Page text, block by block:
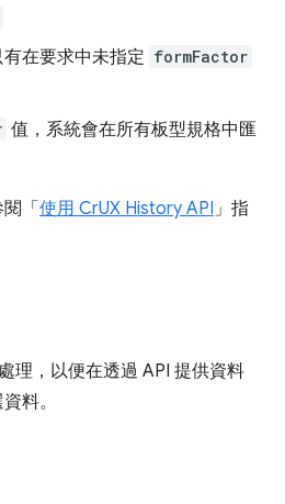
有在要求中未指定 formFactor
值，系統會在所有板型規格中匯
「 使用 CrUX History API」指
理，以便在透過 API 提供資料
料。